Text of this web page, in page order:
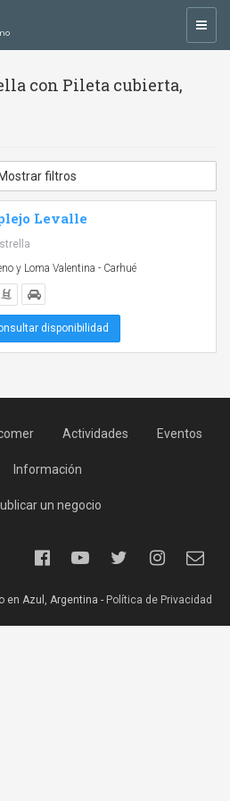
con Pileta cubierta,
filtros
Levalle
y Loma Valentina - Carhué
disponibilidad
Actividades Eventos
Información
un negocio
en Azul, Argentina - Política de Privacidad